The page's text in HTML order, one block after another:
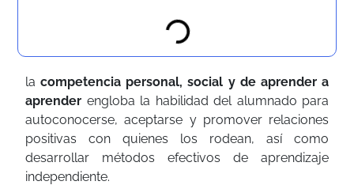
lacompetencia personal, social y de aprender a
aprender engloba la habilidad del alumnado para
autoconocerse, aceptarse y promover relaciones
positivas con quienes los rodean, así como
desarrollar métodos efectivos de aprendizaje
independiente.